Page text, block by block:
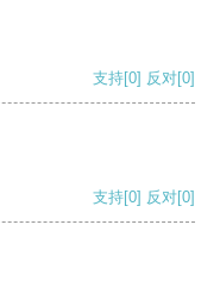
支持[0] 反对[0]
支持[0] 反对[0]